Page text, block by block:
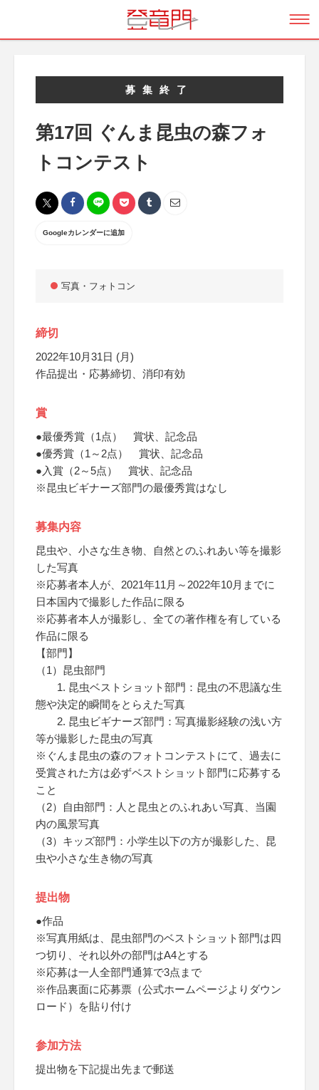
募集終了
第17回 ぐんま昆虫の森フォ
トコンテスト
Googleカレンダーに追加
写真・フォトコン
締切
2022年10月31日 (月)
作品提出・応募締切、消印有効
賞
●最優秀賞（1点） 賞状、記念品
●優秀賞（1～2点） 賞状、記念品
●入賞（2～5点） 賞状、記念品
※昆虫ビギナーズ部門の最優秀賞はなし
募集内容
昆虫や、小さな生き物、自然とのふれあい等を撮影
した写真
※応募者本人が、2021年11月～2022年10月までに
日本国内で撮影した作品に限る
※応募者本人が撮影し、全ての著作権を有している
作品に限る
【部門】
（1）昆虫部門
1. 昆虫ベストショット部門：昆虫の不思議な生
態や決定的瞬間をとらえた写真
2. 昆虫ビギナーズ部門：写真撮影経験の浅い方
等が撮影した昆虫の写真
※ぐんま昆虫の森のフォトコンテストにて、過去に
受賞された方は必ずベストショット部門に応募する
こと
（2）自由部門：人と昆虫とのふれあい写真、当園
内の風景写真
（3）キッズ部門：小学生以下の方が撮影した、昆
虫や小さな生き物の写真
提出物
●作品
※写真用紙は、昆虫部門のベストショット部門は四
つ切り、それ以外の部門はA4とする
※応募は一人全部門通算で3点まで
※作品裏面に応募票（公式ホームページよりダウン
ロード）を貼り付け
参加方法
提出物を下記提出先まで郵送